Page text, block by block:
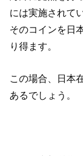
には実施されて
そのコインを日
り得ます。
この場合、日本
あるでしょう。